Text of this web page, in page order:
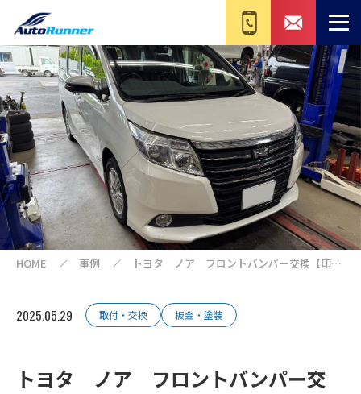
HOME 事例
トヨタ ノア フロントバンパー交換【印
2025.05.29 取付・交換 板金・塗装
トヨタ ノア フロントバンパー交